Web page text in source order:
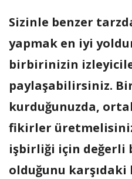
Sizinle benzer
yapmak en iyi
birbirinizin
paylaşabilirsiniz.
kurduğunuzda,
fikirler
işbirliği için değerli
olduğunu karşıdaki